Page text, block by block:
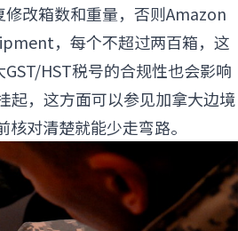
改箱数和重量，否则Amazon
，每个不超过两百箱，这
HST税号的合规性也会影响
起，这方面可以参见加拿大边境
核对清楚就能少走弯路。